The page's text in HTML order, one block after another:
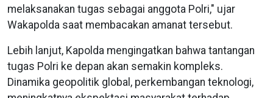
melaksanakan tugas sebagai anggota Polri," ujar
Wakapolda saat membacakan amanat tersebut.
Lebih lanjut, Kapolda mengingatkan bahwa tantangan
tugas Polri ke depan akan semakin kompleks.
Dinamika geopolitik global, perkembangan teknologi,